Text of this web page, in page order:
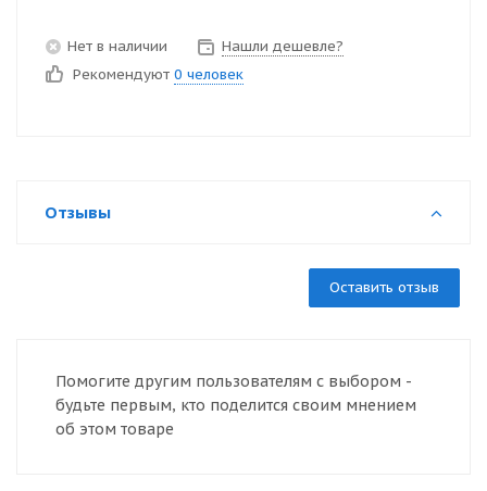
Нет в наличии
Нашли дешевле?
Рекомендуют 0 человек
Отзывы
Оставить отзыв
Помогите другим пользователям с выбором -
будьте первым, кто поделится своим мнением
об этом товаре